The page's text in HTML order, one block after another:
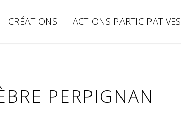
CRÉATIONS ACTIONS PARTICIPATIVES
PERPIGNAN